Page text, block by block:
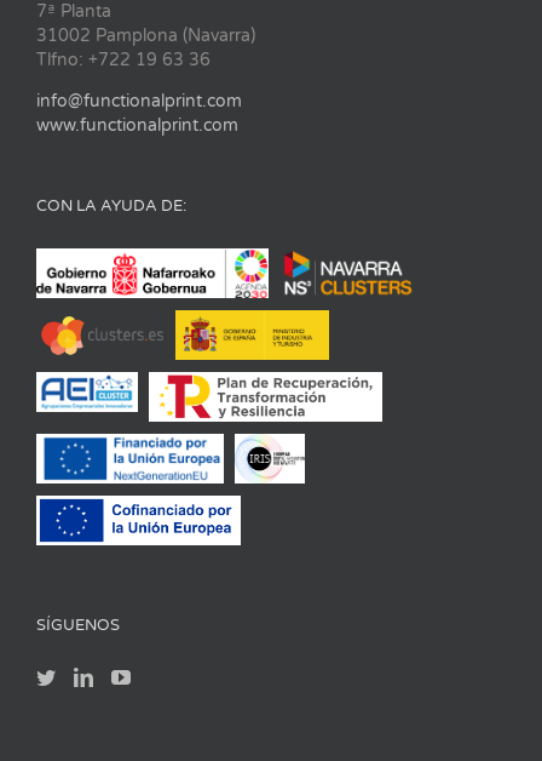
7ª Planta
31002 Pamplona (Navarra)
Tlfno: +722 19 63 36
info@functionalprint.com
www.functionalprint.com
CON LA AYUDA DE:
SÍGUENOS